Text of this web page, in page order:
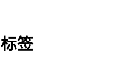
标签